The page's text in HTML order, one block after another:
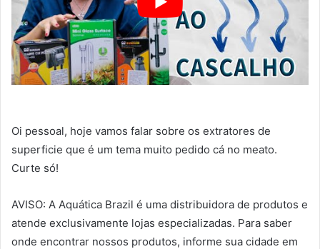
Oi pessoal, hoje vamos falar sobre os extratores de
superficie que é um tema muito pedido cá no meato.
Curte só!
AVISO: A Aquática Brazil é uma distribuidora de produtos e
atende exclusivamente lojas especializadas. Para saber
onde encontrar nossos produtos, informe sua cidade em